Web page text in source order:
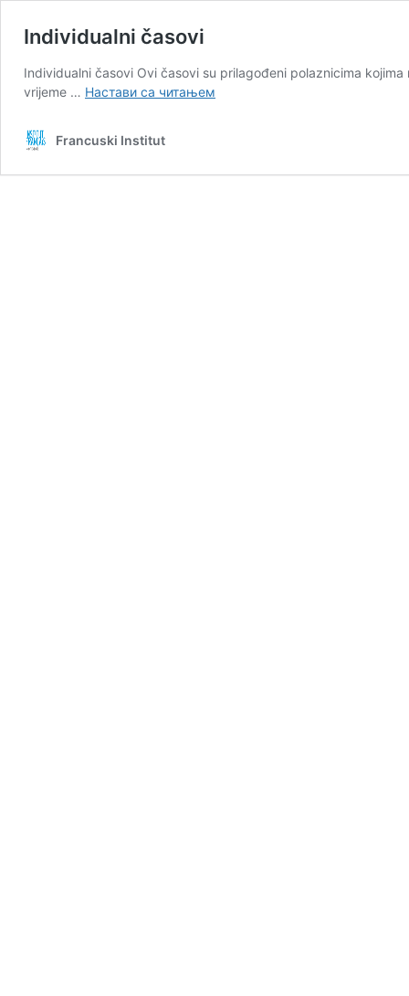
Individualni časovi
Individualni časovi Ovi časovi su prilagođeni polaznicima
vrijeme … Настави са читањем
Francuski Institut